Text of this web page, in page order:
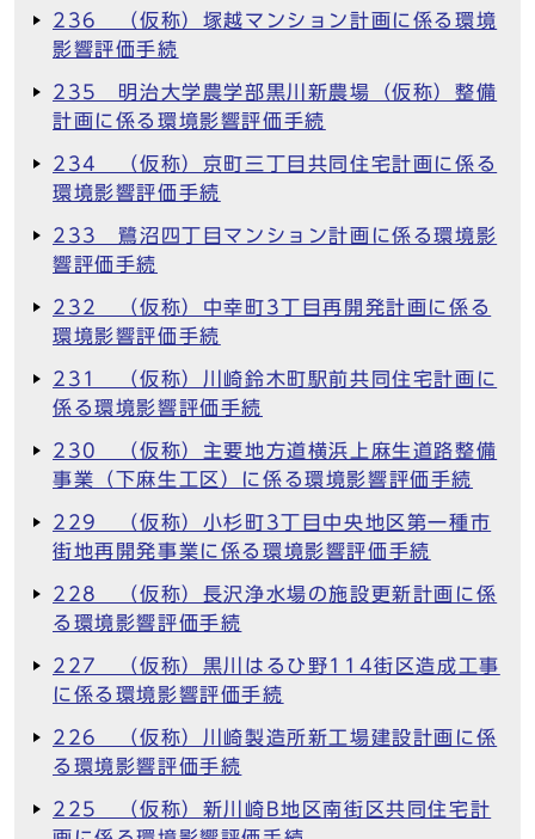
236 （仮称）塚越マンション計画に係る環境
影響評価手続
235 明治大学農学部黒川新農場（仮称）整備
計画に係る環境影響評価手続
234 （仮称）京町三丁目共同住宅計画に係る
環境影響評価手続
233 鷺沼四丁目マンション計画に係る環境影
響評価手続
232 （仮称）中幸町3丁目再開発計画に係る
環境影響評価手続
231 （仮称）川崎鈴木町駅前共同住宅計画に
係る環境影響評価手続
230 （仮称）主要地方道横浜上麻生道路整備
事業（下麻生工区）に係る環境影響評価手続
229 （仮称）小杉町3丁目中央地区第一種市
街地再開発事業に係る環境影響評価手続
228 （仮称）長沢浄水場の施設更新計画に係
る環境影響評価手続
227 （仮称）黒川はるひ野114街区造成工事
に係る環境影響評価手続
226 （仮称）川崎製造所新工場建設計画に係
る環境影響評価手続
225 （仮称）新川崎B地区南街区共同住宅計